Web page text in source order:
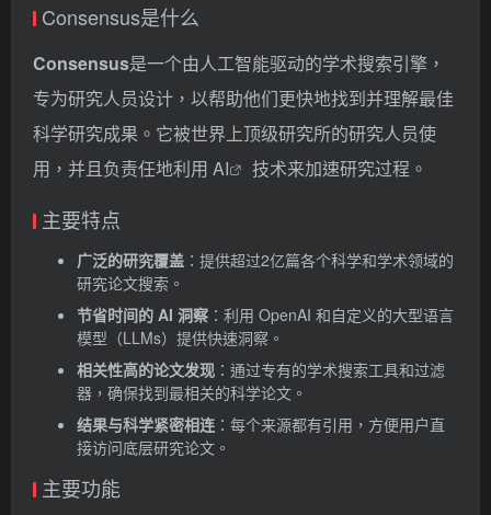
Consensus是什么
Consensus是一个由人工智能驱动的学术搜索引擎，
专为研究人员设计，以帮助他们更快地找到并理解最佳
科学研究成果。它被世界上顶级研究所的研究人员使
用，并且负责任地利用 AI 技术来加速研究过程。
主要特点
广泛的研究覆盖 ：提供超过2亿篇各个科学和学术领域的
研究论文搜索。
节省时间的 AI 洞察 ：利用 OpenAI 和自定义的大型语言
模型（LLMs）提供快速洞察。
相关性高的论文发现 ：通过专有的学术搜索工具和过滤
器，确保找到最相关的科学论文。
结果与科学紧密相连 ：每个来源都有引用，方便用户直
接访问底层研究论文。
主要功能